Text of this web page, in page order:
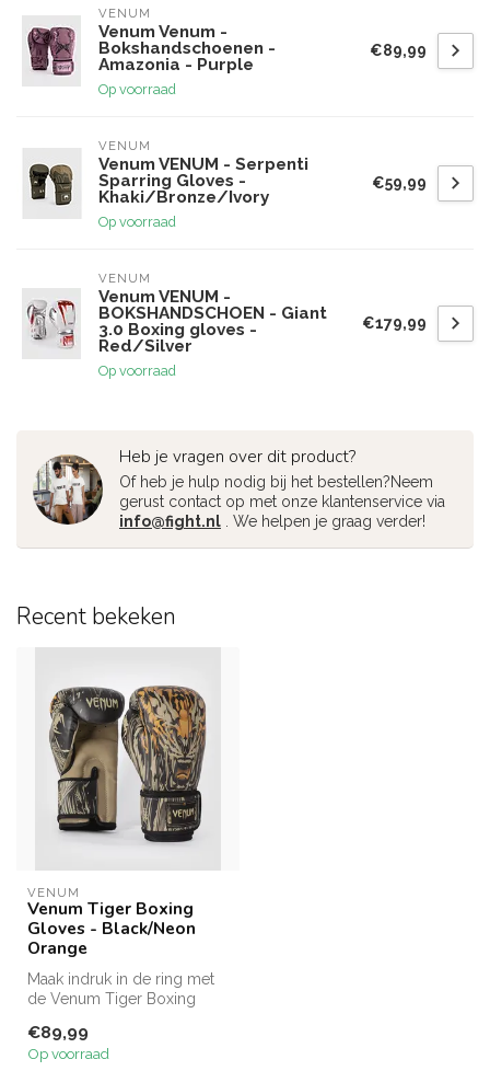
VENUM
Venum Venum -
Bokshandschoenen -
Amazonia - Purple
Op voorraad
€89,99
VENUM
Venum VENUM - Serpenti
Sparring Gloves -
Khaki/Bronze/Ivory
Op voorraad
€59,99
VENUM
Venum VENUM -
BOKSHANDSCHOEN - Giant
3.0 Boxing gloves -
Red/Silver
Op voorraad
€179,99
Heb je vragen over dit product?
Of heb je hulp nodig bij het bestellen?Neem
gerust contact op met onze klantenservice via
info@fight.nl . We helpen je graag verder!
Recent bekeken
VENUM
Venum Tiger Boxing
Gloves - Black/Neon
Orange
Maak indruk in de ring met
de Venum Tiger Boxing
Orange. De...
€89,99
Op voorraad